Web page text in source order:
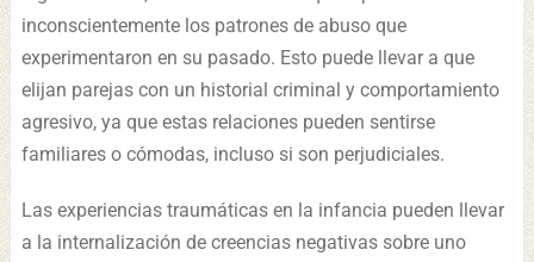
inconscientemente los patrones de abuso que
experimentaron en su pasado. Esto puede llevar a que
elijan parejas con un historial criminal y comportamiento
agresivo, ya que estas relaciones pueden sentirse
familiares o cómodas, incluso si son perjudiciales.
Las experiencias traumáticas en la infancia pueden llevar
a la internalización de creencias negativas sobre uno